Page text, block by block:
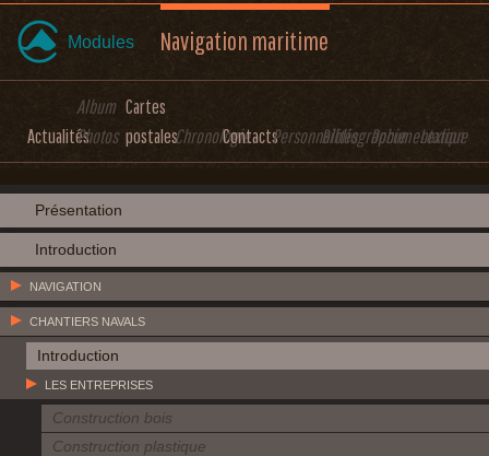
Modules Navigation maritime
Actualités
Album
Photos
Cartes
postalesChronologieContactsPersonnalitésBibliographieDocumentation
Lexique
Présentation
Introduction
NAVIGATION
CHANTIERS NAVALS
Introduction
LES ENTREPRISES
Construction bois
Construction plastique